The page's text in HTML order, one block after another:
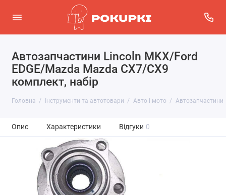
Автозапчастини Lincoln MKX/Ford
EDGE/Mazda Mazda CX7/CX9
комплект, набір
Головна Інструменти та автотовари Авто і мото Автозапчастини
Опис Характеристики Відгуки 0